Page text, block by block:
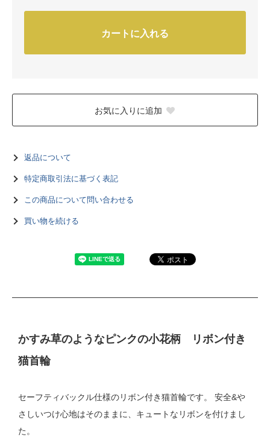
カートに入れる
お気に入りに追加
返品について
特定商取引法に基づく表記
この商品について問い合わせる
買い物を続ける
かすみ草のようなピンクの小花柄 リボン付き
猫首輪
セーフティバックル仕様のリボン付き猫首輪です。 安全&や
さしいつけ心地はそのままに、キュートなリボンを付けまし
た。